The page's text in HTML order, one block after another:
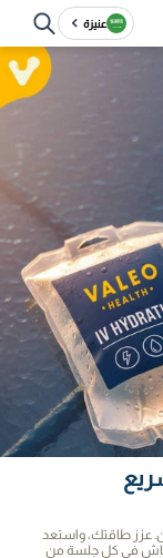
عنيزة
عزز طاقتك، واستعد
في كل جلسة من